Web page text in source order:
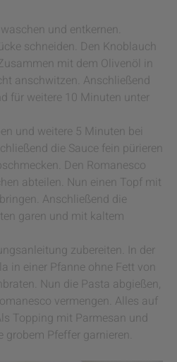
und entkernen.
schneiden. Den Knoblauch
mit dem Olivenöl in
anschwitzen. Anschließend
für weitere 10 Minuten unter
und weitere 5 Minuten bei
die Sauce fein pürieren
Den Romanesco
abteilen. Nun einen Topf mit
Anschließend die
garen und mit kaltem
zubereiten. In der
in einer Pfanne ohne Fett von
Nun die Pasta abgießen,
vermengen. Alles auf
Topping mit Parmesan und
Pfeffer garnieren.